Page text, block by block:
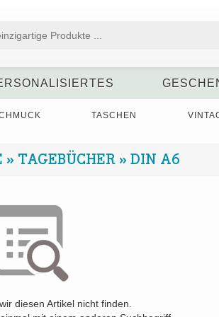
TASCHEN
» TAGEBÜCHER » DIN A6
diesen Artikel nicht finden.